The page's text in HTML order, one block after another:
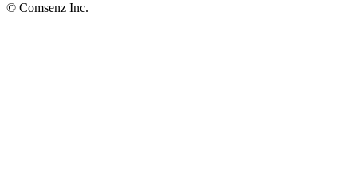
© Comsenz Inc.